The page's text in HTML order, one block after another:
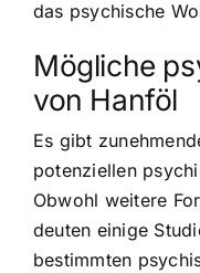
das psychische
Mögliche
von Hanföl
Es gibt
potenziellen
Obwohl weitere
deuten einige
bestimmten